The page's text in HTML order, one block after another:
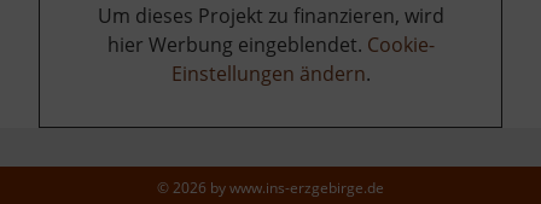
Um dieses Projekt zu finanzieren, wird
hier Werbung eingeblendet. Cookie-
Einstellungen ändern.
© 2026 bywww.ins-erzgebirge.de